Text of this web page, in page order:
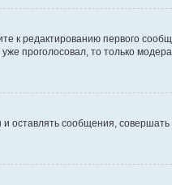
к редактированию первого
проголосовал, то только
оставлять сообщения, совершать